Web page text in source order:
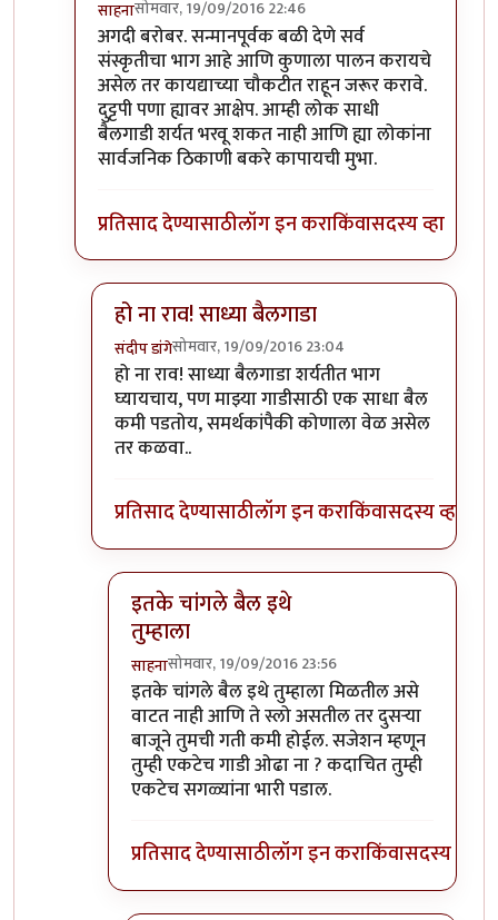
साहनासोमवार, 19/09/2016 22:46
In reply toमूळ आक्षेपbyआनंदयात्री
अगदी बरोबर. सन्मानपूर्वक बळी देणे सर्व
संस्कृतीचा भाग आहे आणि कुणाला पालन करायचे
असेल तर कायद्याच्या चौकटीत राहून जरूर करावे.
दुट्टपी पणा ह्यावर आक्षेप. आम्ही लोक साधी
बैलगाडी शर्यत भरवू शकत नाही आणि ह्या लोकांना
सार्वजनिक ठिकाणी बकरे कापायची मुभा.
प्रतिसाद देण्यासाठीलॉग इन कराकिंवासदस्य व्हा
हो ना राव! साध्या बैलगाडा
संदीप डांगेसोमवार, 19/09/2016 23:04
In reply toअगदी बरोबर. सन्मानपूर्वक बळी
हो ना राव! साध्या बैलगाडा शर्यतीत भाग
घ्यायचाय, पण माझ्या गाडीसाठी एक साधा बैल
कमी पडतोय, समर्थकांपैकी कोणाला वेळ असेल
तर कळवा..
प्रतिसाद देण्यासाठीलॉग इन कराकिंवासदस्य व्हा
इतके चांगले बैल इथे
तुम्हाला
साहनासोमवार, 19/09/2016 23:56
In reply toहो ना राव! साध्या बैलगाडाby
इतके चांगले बैल इथे तुम्हाला मिळतील असे
वाटत नाही आणि ते स्लो असतील तर दुसऱ्या
बाजूने तुमची गती कमी होईल. सजेशन म्हणून
तुम्ही एकटेच गाडी ओढा ना ? कदाचित तुम्ही
एकटेच सगळ्यांना भारी पडाल.
प्रतिसाद देण्यासाठीलॉग इन कराकिंवासदस्य व्हा